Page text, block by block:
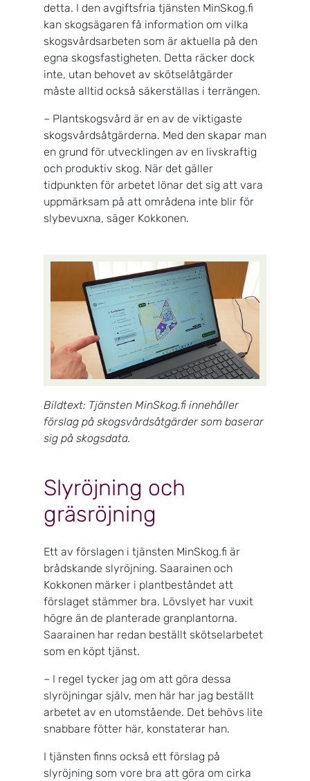
detta. I den avgiftsfria tjänsten MinSkog.fi
kan skogsägaren få information om vilka
skogsvårdsarbeten som är aktuella på den
egna skogsfastigheten. Detta räcker dock
inte, utan behovet av skötselåtgärder
måste alltid också säkerställas i terrängen.
– Plantskogsvård är en av de viktigaste
skogsvårdsåtgärderna. Med den skapar man
en grund för utvecklingen av en livskraftig
och produktiv skog. När det gäller
tidpunkten för arbetet lönar det sig att vara
uppmärksam på att områdena inte blir för
slybevuxna, säger Kokkonen.
Bildtext: Tjänsten MinSkog.fi innehåller
förslag på skogsvårdsåtgärder som baserar
sig på skogsdata.
Slyröjning och
gräsröjning
Ett av förslagen i tjänsten MinSkog.fi är
brådskande slyröjning. Saarainen och
Kokkonen märker i plantbeståndet att
förslaget stämmer bra. Lövslyet har vuxit
högre än de planterade granplantorna.
Saarainen har redan beställt skötselarbetet
som en köpt tjänst.
– I regel tycker jag om att göra dessa
slyröjningar själv, men här har jag beställt
arbetet av en utomstående. Det behövs lite
snabbare fötter här, konstaterar han.
I tjänsten finns också ett förslag på
slyröjning som vore bra att göra om cirka